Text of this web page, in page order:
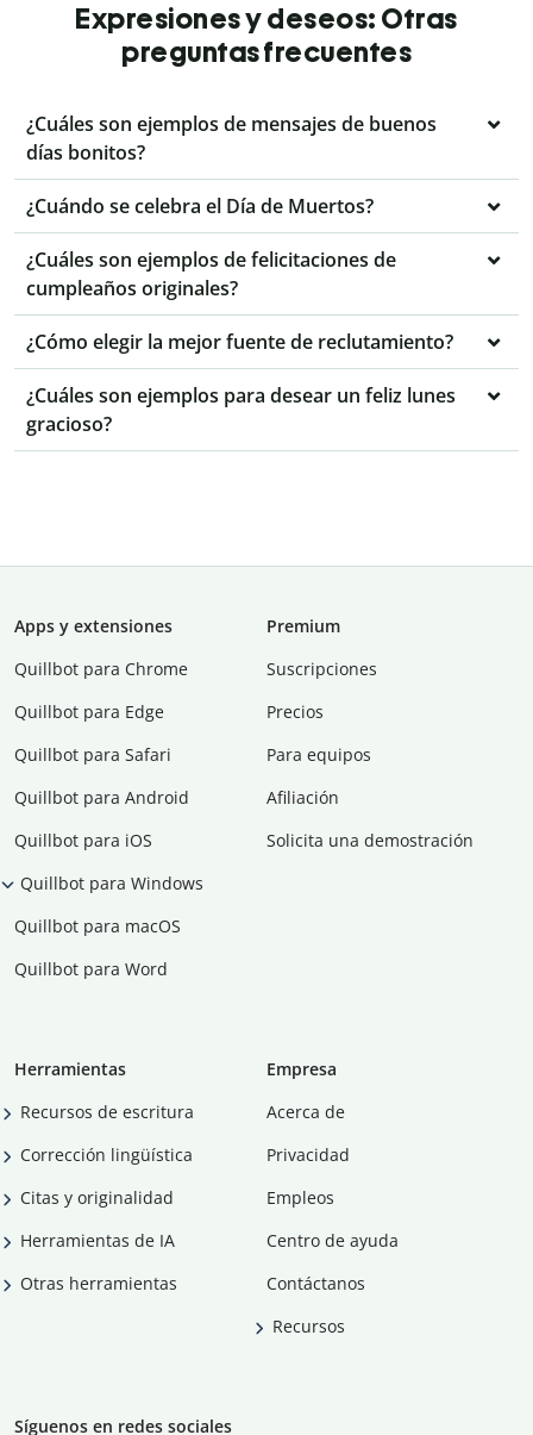
Expresiones y deseos: Otras
preguntas frecuentes
¿Cuáles son ejemplos de mensajes de buenos
días bonitos?
¿Cuándo se celebra el Día de Muertos?
¿Cuáles son ejemplos de felicitaciones de
cumpleaños originales?
¿Cómo elegir la mejor fuente de reclutamiento?
¿Cuáles son ejemplos para desear un feliz lunes
gracioso?
Apps y extensiones
Quillbot para Chrome
Quillbot para Edge
Quillbot para Safari
Quillbot para Android
Quillbot para iOS
Quillbot para Windows
Quillbot para macOS
Quillbot para Word
Premium
Suscripciones
Precios
Para equipos
Afiliación
Solicita una demostración
Herramientas
Recursos de escritura
Corrección lingüística
Citas y originalidad
Herramientas de IA
Otras herramientas
Empresa
Acerca de
Privacidad
Empleos
Centro de ayuda
Contáctanos
Recursos
Síguenos en redes sociales